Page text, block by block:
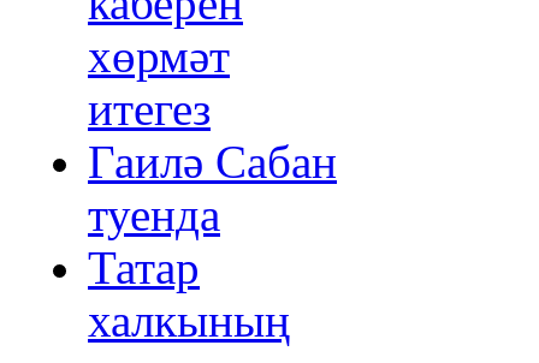
хөрмәт
итегез
Гаилә Сабан
туенда
Татар
халкының